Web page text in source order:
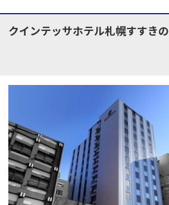
クインテッサホテル札幌すすきの